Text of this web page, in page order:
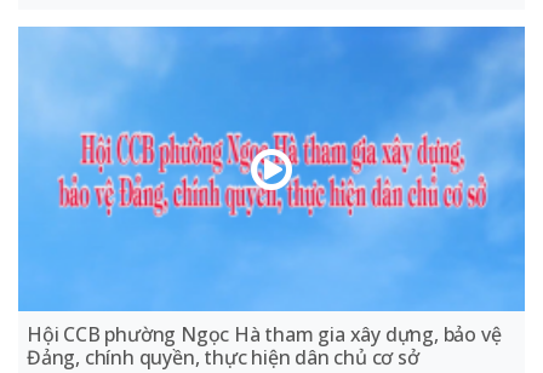
Hội CCB phường Ngọc Hà tham gia xây dựng, bảo vệ
Đảng, chính quyền, thực hiện dân chủ cơ sở